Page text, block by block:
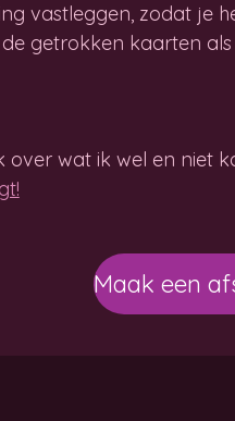
vastleggen, zodat je
getrokken kaarten als
wat ik wel en niet
Maak een